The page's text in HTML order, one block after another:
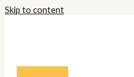
Skip to content